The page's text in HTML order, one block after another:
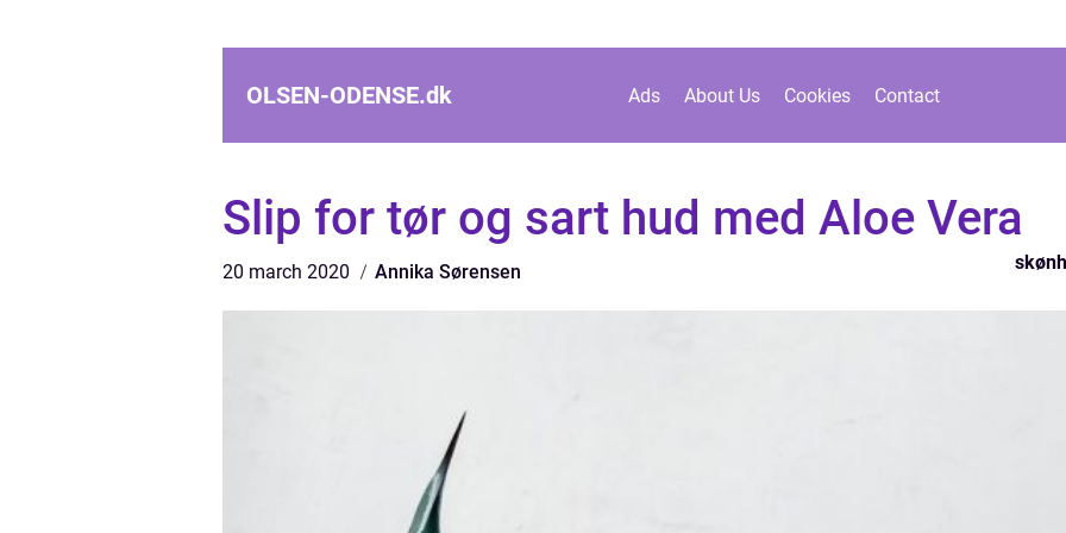
OLSEN-ODENSE.dk Ads About Us Cookies Contact
Slip for tør og sart hud med Aloe Vera
20 march 2020 Annika Sørensen